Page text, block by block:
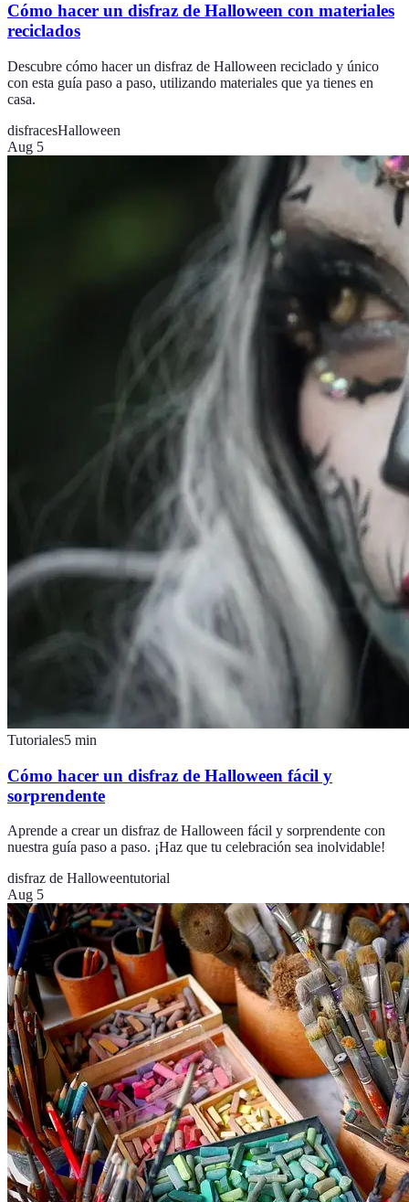
Cómo hacer un disfraz de Halloween con materiales
reciclados
Descubre cómo hacer un disfraz de Halloween reciclado y único
con esta guía paso a paso, utilizando materiales que ya tienes en
casa.
disfracesHalloween
Aug 5
Tutoriales5 min
Cómo hacer un disfraz de Halloween fácil y
sorprendente
Aprende a crear un disfraz de Halloween fácil y sorprendente con
nuestra guía paso a paso. ¡Haz que tu celebración sea inolvidable!
disfraz de Halloweentutorial
Aug 5